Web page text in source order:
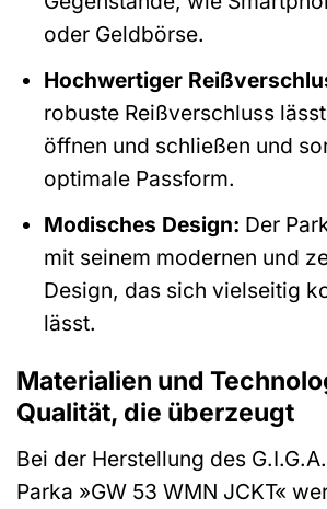
oder Geldbörse.
Hochwertiger
robuste Reißverschluss
öffnen und schließen und
optimale Passform.
Modisches Design: Der
mit seinem modernen und
Design, das sich vielseitig
lässt.
Materialien und
Qualität, die überzeugt
Bei der Herstellung des
Parka »GW 53 WMN JCKT«